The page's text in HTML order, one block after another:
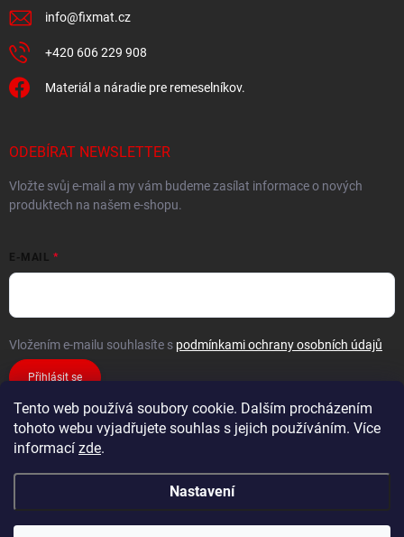
Tento web používá soubory cookie. Dalším procházením
tohoto webu vyjadřujete souhlas s jejich používáním. Více
informací zde.
Nastavení
info@fixmat.cz
+420 606 229 908
Materiál a náradie pre remeselníkov.
ODEBÍRAT NEWSLETTER
Vložte svůj e-mail a my vám budeme zasílat informace o nových
produktech na našem e-shopu.
E-MAIL
Vložením e-mailu souhlasíte s podmínkami ochrany osobních údajů
Přihlásit se